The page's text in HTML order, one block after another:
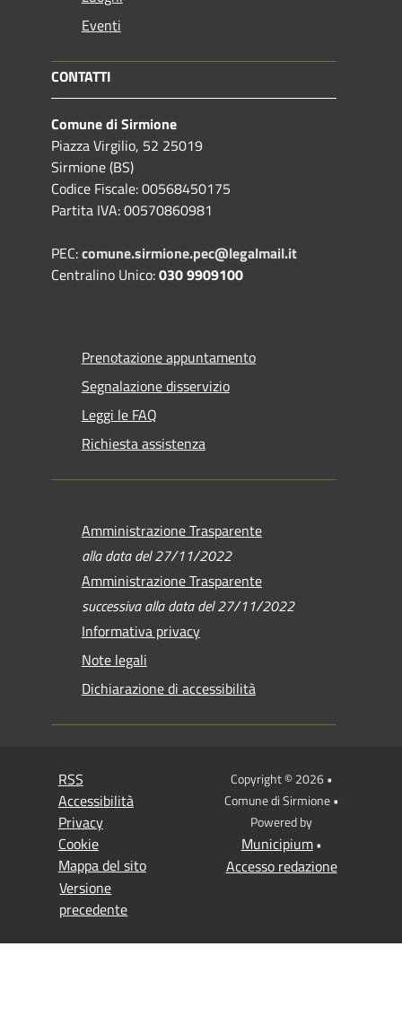
Eventi
CONTATTI
Comune di Sirmione
Piazza Virgilio, 52 25019
Sirmione (BS)
Codice Fiscale: 00568450175
Partita IVA: 00570860981
PEC:comune.sirmione.pec@legalmail.it
Centralino Unico:030 9909100
Prenotazione appuntamento
Segnalazione disservizio
Leggi le FAQ
Richiesta assistenza
Amministrazione Trasparente
alla data del 27/11/2022
Amministrazione Trasparente
successiva alla data del 27/11/2022
Informativa privacy
Note legali
Dichiarazione di accessibilità
RSS
Accessibilità
Privacy
Cookie
Mappa del sito
Versione
precedente
Copyright © 2026 •
Comune di Sirmione •
Powered by
Municipium•
Accesso redazione